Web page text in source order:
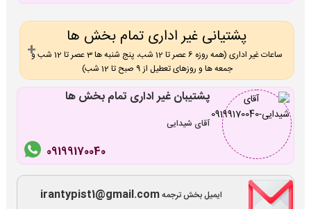
پشتیانی غیر اداری تمام بخش ها
ساعات غیر اداری (همه روزه 6 عصر تا 12 شب، پنج شنبه ها 3 عصر تا 12 شب و
جمعه ها و روزهای تعطیل از 9 صبح تا 12 شب)
پشتیبان غیر اداری تمام بخش ها
آقای شیدایی
09199170040
ایمیل بخش ترجمهirantypist1@gmail.com